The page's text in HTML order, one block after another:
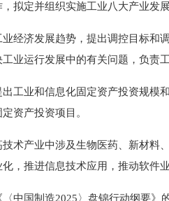
拟定并组织实施工业八大产业发
济发展趋势，提出调控目标和调
业运行发展中的有关问题，负责
业和信息化固定资产投资规模和
资产投资项目。
产业中涉及生物医药、新材料、
，推进信息技术应用，推动软件
国制造2025〉盘锦行动纲要》